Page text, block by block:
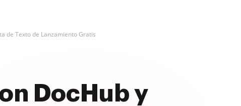
de Texto de Lanzamiento Gratis
DocHub y